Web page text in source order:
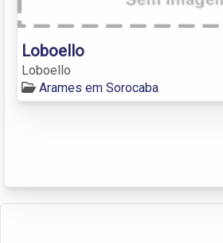
Loboello
Loboello
Arames em Sorocaba